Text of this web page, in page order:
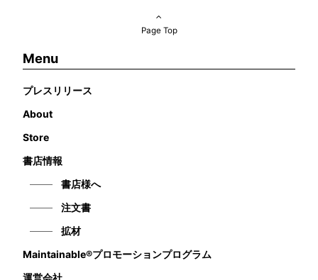
Page Top
Menu
プレスリリース
About
Store
書店情報
書店様へ
注文書
拡材
Maintainable®プロモーションプログラム
運営会社